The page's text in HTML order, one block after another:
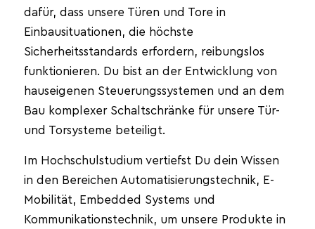
dafür, dass unsere Türen und Tore in
Einbausituationen, die höchste
Sicherheitsstandards erfordern, reibungslos
funktionieren. Du bist an der Entwicklung von
hauseigenen Steuerungssystemen und an dem
Bau komplexer Schaltschränke für unsere Tür-
und Torsysteme beteiligt.
Im Hochschulstudium vertiefst Du dein Wissen
in den Bereichen Automatisierungstechnik, E-
Mobilität, Embedded Systems und
Kommunikationstechnik, um unsere Produkte in